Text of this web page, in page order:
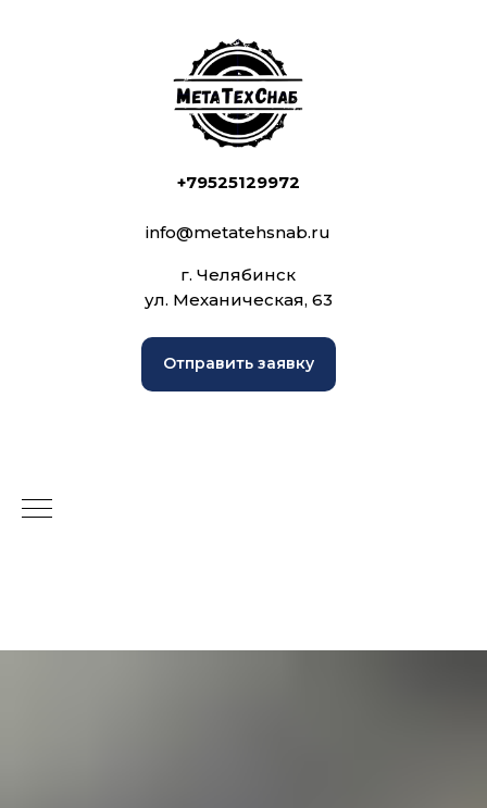
+79525129972
info@metatehsnab.ru
г. Челябинск
ул. Механическая, 63
Отправить заявку